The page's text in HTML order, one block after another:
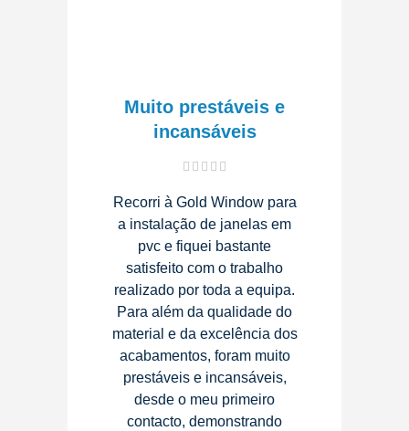
Muito prestáveis e
incansáveis
Recorri à Gold Window para
a instalação de janelas em
pvc e fiquei bastante
satisfeito com o trabalho
realizado por toda a equipa.
Para além da qualidade do
material e da excelência dos
acabamentos, foram muito
prestáveis e incansáveis,
desde o meu primeiro
contacto, demonstrando